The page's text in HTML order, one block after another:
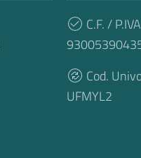
C.F. / P.IVA
Cod.
UFMYL2